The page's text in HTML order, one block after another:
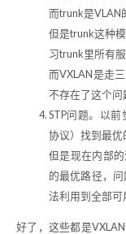
而trunk是VLAN
但是trunk这种
习trunk里所有
而VXLAN是走
不存在了这个问
STP问题。以前
协议）找到最优
但是现在内部
的最优路径，
法利用到全部可
好了，这些都是